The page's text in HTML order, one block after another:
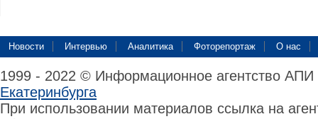
Новости Интервью Аналитика Фоторепортаж О нас
1999 - 2022 © Информационное агентство
Екатеринбурга
При использовании материалов ссылка на